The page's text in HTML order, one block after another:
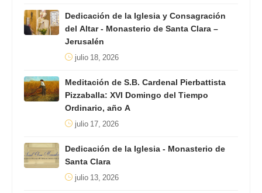
Dedicación de la Iglesia y Consagración
del Altar - Monasterio de Santa Clara –
Jerusalén
julio 18, 2026
Meditación de S.B. Cardenal Pierbattista
Pizzaballa: XVI Domingo del Tiempo
Ordinario, año A
julio 17, 2026
Dedicación de la Iglesia - Monasterio de
Santa Clara
julio 13, 2026